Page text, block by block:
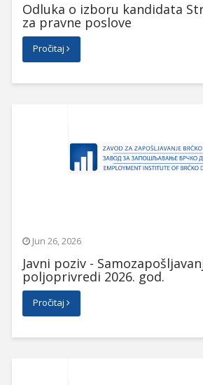
Odluka o izboru kandidata
za pravne poslove
Pročitaj
Jun 26, 2026
Javni poziv -
poljoprivredi 2026. god.
Pročitaj